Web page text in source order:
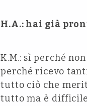
H.A.: hai già
K.M.: sì perché
perché ricevo
tutto ciò che
tutto ma è